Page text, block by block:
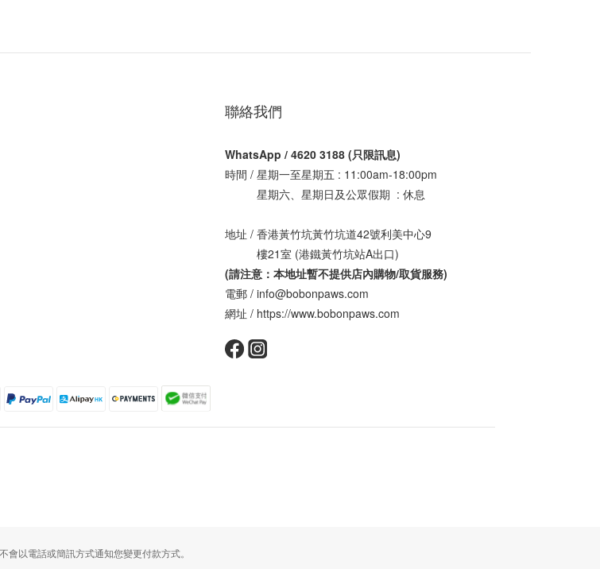
聯絡我們
WhatsApp / 4620 3188 (只限訊息)
時間 / 星期一至星期五 : 11:00am-18:00pm
星期六、星期日及公眾假期 : 休息
地址 / 香港黃竹坑黃竹坑道42號利美中心9
樓21室 (港鐵黃竹坑站A出口)
(請注意：本地址暫不提供店內購物/取貨服務)
電郵 / info@bobonpaws.com
網址 / https://www.bobonpaws.com
會以電話或簡訊方式通知您變更付款方式。